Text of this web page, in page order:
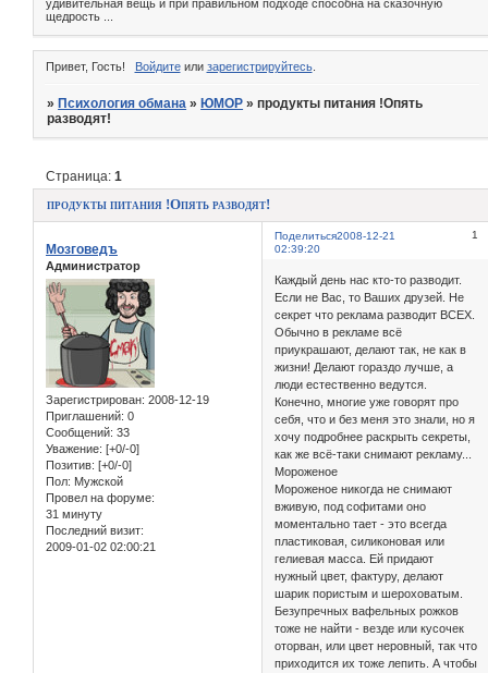
удивительная вещь и при правильном подходе способна на сказочную
щедрость ...
Привет, Гость! Войдитеили зарегистрируйтесь.
» Психология обмана » ЮМОР »продукты питания !Опять
разводят!
продукты питания !Опять разводят!
Страница:1
Поделиться 1
2008-12-21
02:39:20
Мозговедъ
Администратор
Зарегистрирован: 2008-12-19
Приглашений: 0
Сообщений: 33
Уважение: [+0/-0]
Позитив: [+0/-0]
Пол: Мужской
Провел на форуме:
31 минуту
Последний визит:
2009-01-02 02:00:21
Каждый день нас кто-то разводит.
Если не Вас, то Ваших друзей. Не
секрет что реклама разводит ВСЕХ.
Обычно в рекламе всё
приукрашают, делают так, не как в
жизни! Делают гораздо лучше, а
люди естественно ведутся.
Конечно, многие уже говорят про
себя, что и без меня это знали, но я
хочу подробнее раскрыть секреты,
как же всё-таки снимают рекламу...
Мороженое
Мороженое никогда не снимают
вживую, под софитами оно
моментально тает - это всегда
пластиковая, силиконовая или
гелиевая масса. Ей придают
нужный цвет, фактуру, делают
шарик пористым и шероховатым.
Безупречных вафельных рожков
тоже не найти - везде или кусочек
оторван, или цвет неровный, так что
приходится их тоже лепить. А чтобы